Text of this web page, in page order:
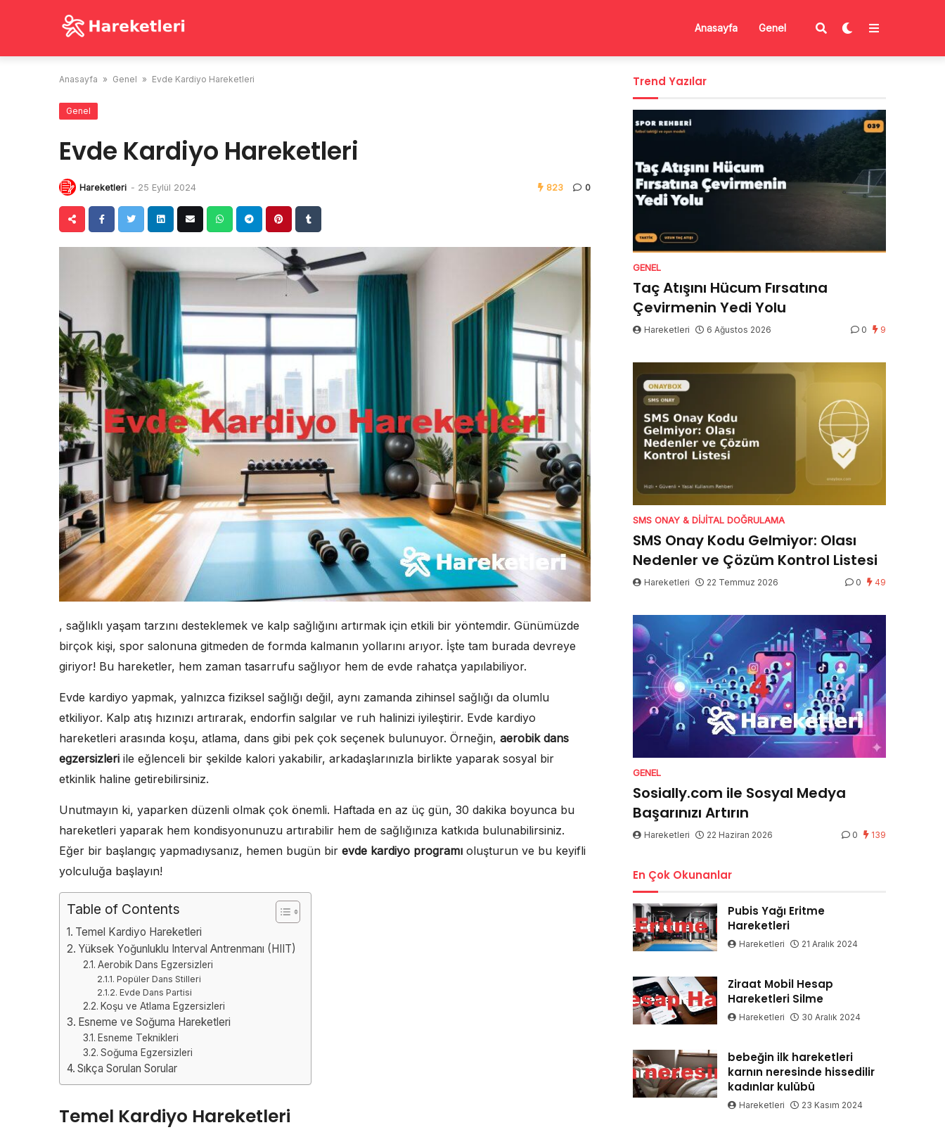
Anasayfa Genel
Anasayfa » Genel » Evde Kardiyo Hareketleri
Genel
Evde Kardiyo Hareketleri
Hareketleri - 25 Eylül 2024 823 0
, sağlıklı yaşam tarzını desteklemek ve kalp sağlığını artırmak için etkili bir yöntemdir. Günümüzde
birçok kişi, spor salonuna gitmeden de formda kalmanın yollarını arıyor. İşte tam burada devreye
giriyor! Bu hareketler, hem zaman tasarrufu sağlıyor hem de evde rahatça yapılabiliyor.
Evde kardiyo yapmak, yalnızca fiziksel sağlığı değil, aynı zamanda zihinsel sağlığı da olumlu
etkiliyor. Kalp atış hızınızı artırarak, endorfin salgılar ve ruh halinizi iyileştirir. Evde kardiyo
hareketleri arasında koşu, atlama, dans gibi pek çok seçenek bulunuyor. Örneğin, aerobik dans
egzersizleri ile eğlenceli bir şekilde kalori yakabilir, arkadaşlarınızla birlikte yaparak sosyal bir
etkinlik haline getirebilirsiniz.
Unutmayın ki, yaparken düzenli olmak çok önemli. Haftada en az üç gün, 30 dakika boyunca bu
hareketleri yaparak hem kondisyonunuzu artırabilir hem de sağlığınıza katkıda bulunabilirsiniz.
Eğer bir başlangıç yapmadıysanız, hemen bugün bir evde kardiyo programı oluşturun ve bu keyifli
yolculuğa başlayın!
Table of Contents
Temel Kardiyo Hareketleri
Yüksek Yoğunluklu Interval Antrenmanı (HIIT)
Aerobik Dans Egzersizleri
Popüler Dans Stilleri
Evde Dans Partisi
Koşu ve Atlama Egzersizleri
Esneme ve Soğuma Hareketleri
Esneme Teknikleri
Soğuma Egzersizleri
Sıkça Sorulan Sorular
Temel Kardiyo Hareketleri
Trend Yazılar
GENEL
Taç Atışını Hücum Fırsatına
Çevirmenin Yedi Yolu
Hareketleri 6 Ağustos 2026 0 9
SMS ONAY & DIJITAL DOĞRULAMA
SMS Onay Kodu Gelmiyor: Olası
Nedenler ve Çözüm Kontrol Listesi
Hareketleri 22 Temmuz 2026 0 49
GENEL
Sosially.com ile Sosyal Medya
Başarınızı Artırın
Hareketleri 22 Haziran 2026 0 139
En Çok Okunanlar
Pubis Yağı Eritme
Hareketleri
Hareketleri 21 Aralık 2024
Ziraat Mobil Hesap
Hareketleri Silme
Hareketleri 30 Aralık 2024
bebeğin ilk hareketleri
karnın neresinde hissedilir
kadınlar kulübü
Hareketleri 23 Kasım 2024